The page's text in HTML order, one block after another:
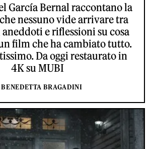
García Bernal raccontano la
nessuno vide arrivare tra
e riflessioni su cosa
film che ha cambiato tutto.
Da oggi restaurato in
4K su MUBI
BRAGADINI